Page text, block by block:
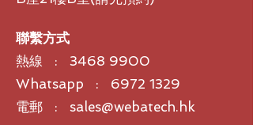
聯繫方式
熱線 : 3468 9900
Whatsapp : 6972 1329
電郵 : sales@webatech.hk